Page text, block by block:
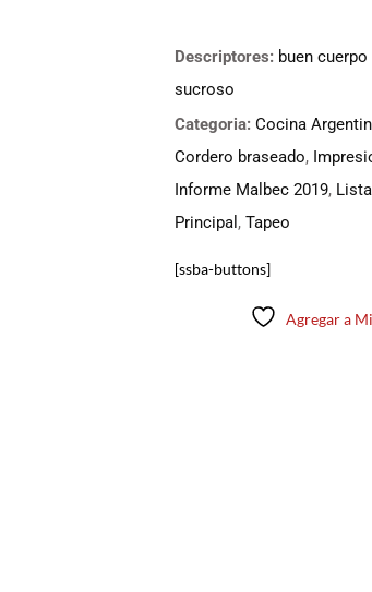
Descriptores: buen cuerpo
sucroso
Categoria: Cocina
Cordero braseado,
Informe Malbec 2019,
Principal , Tapeo
[ssba-buttons]
Agregar a